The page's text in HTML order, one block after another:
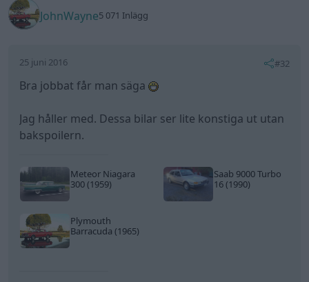
JohnWayne5 071 Inlägg
25 juni 2016 #32
Bra jobbat får man säga
Jag håller med. Dessa bilar ser lite konstiga ut utan
bakspoilern.
Meteor Niagara
300 (1959)
Saab 9000 Turbo
16 (1990)
Plymouth
Barracuda (1965)